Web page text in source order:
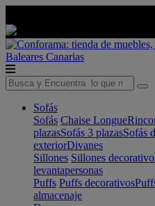
Baleares Canarias
Sofás
Sofás Chaise Longue
plazasSofás 3 plazasSofás
exteriorDivanes
Sillones Sillones
levantapersonas
Puffs Puffs decorativos
almacenaje